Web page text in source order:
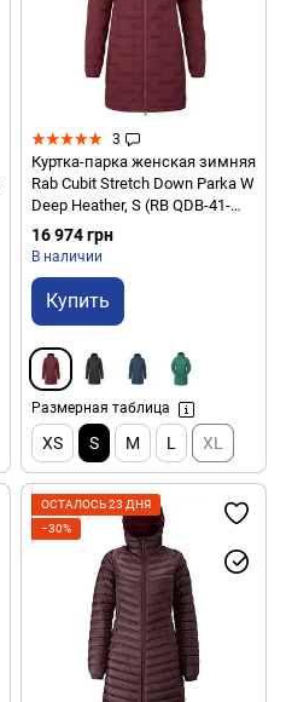
3
Куртка-парка женская зимняя
Rab Cubit Stretch Down Parka W
Deep Heather, S (RB QDB-41-
DEH-10)
16 974 грн
В наличии
Купить
Размерная таблица
XS S M L XL
ОСТАЛОСЬ 23 ДНЯ
−30%